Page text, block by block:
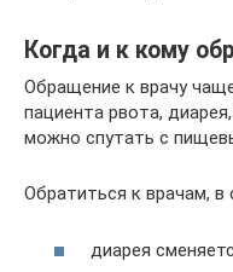
Когда и к кому
Обращение к врачу
пациента рвота,
можно спутать с
Обратиться к врачам, в
диарея